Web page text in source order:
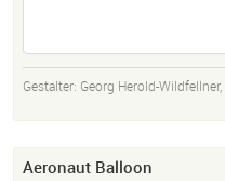
Gestalter: Georg Herold-Wildfellner,
Aeronaut Balloon